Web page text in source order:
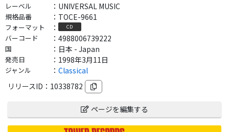
レーベル ： UNIVERSAL MUSIC
規格品番 ： TOCE-9661
フォーマット ： CD
バーコード ： 4988006739222
国 ： 日本 - Japan
発売日 ： 1998年3月11日
ジャンル ： Classical
リリースID： 10338782
ページを編集する